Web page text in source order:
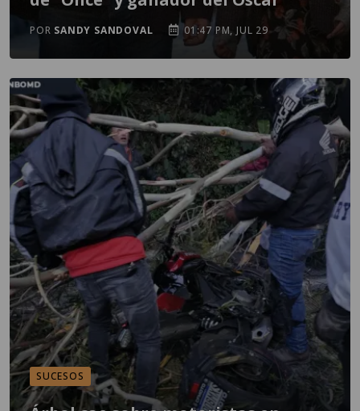
POR SANDY SANDOVAL 01:47 PM, JUL 29
SUCESOS